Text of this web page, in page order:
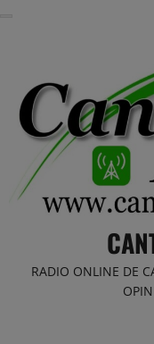
RADIO ONLINE DE